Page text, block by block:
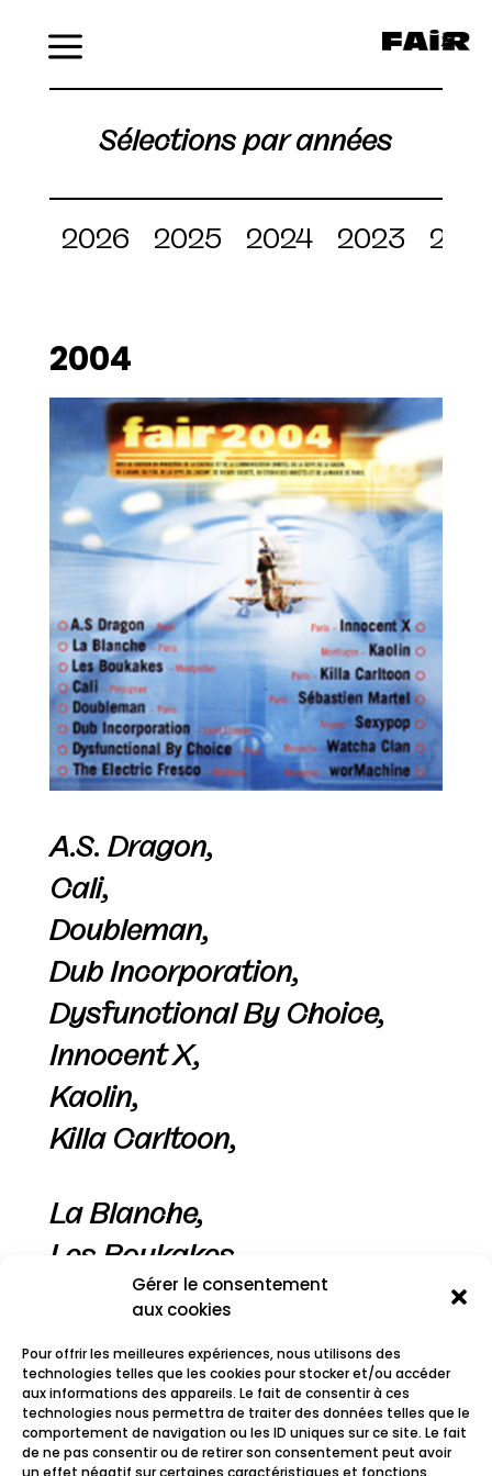
Gérer le consentement
aux cookies
Pour offrir les meilleures expériences, nous utilisons des
technologies telles que les cookies pour stocker et/ou accéder
aux informations des appareils. Le fait de consentir à ces
technologies nous permettra de traiter des données telles que le
comportement de navigation ou les ID uniques sur ce site. Le fait
de ne pas consentir ou de retirer son consentement peut avoir
un effet négatif sur certaines caractéristiques et fonctions.
Sélections par années
2026 2025 2024 2023
2004
A.S. Dragon,
Cali,
Doubleman,
Dub Incorporation,
Dysfunctional By Choice,
Innocent X,
Kaolin,
Killa Carltoon,
La Blanche,
Les Boukakes,
Sébastien Martel,
The Electric Fresco,
Watcha Clan,
WorMachine